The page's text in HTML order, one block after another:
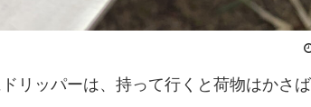
リッパーは、持って行くと荷物はかさば